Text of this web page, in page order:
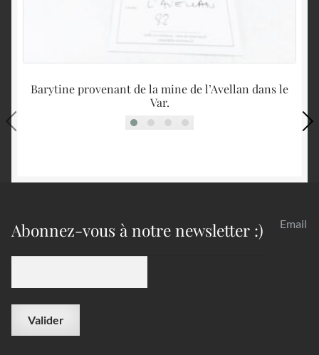
Barytine provenant de la mine de l’Avellan dans le
Var.
Abonnez-vous à notre newsletter :) Email